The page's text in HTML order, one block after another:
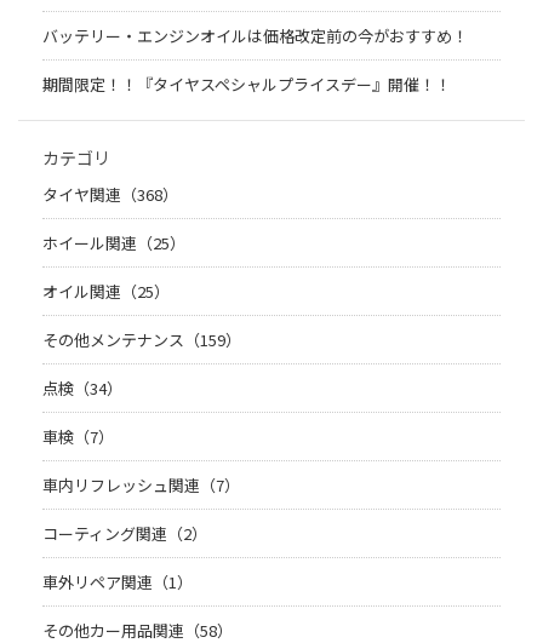
バッテリー・エンジンオイルは価格改定前の今がおすすめ！
期間限定！！『タイヤスペシャルプライスデー』開催！！
カテゴリ
タイヤ関連（368）
ホイール関連（25）
オイル関連（25）
その他メンテナンス（159）
点検（34）
車検（7）
車内リフレッシュ関連（7）
コーティング関連（2）
車外リペア関連（1）
その他カー用品関連（58）